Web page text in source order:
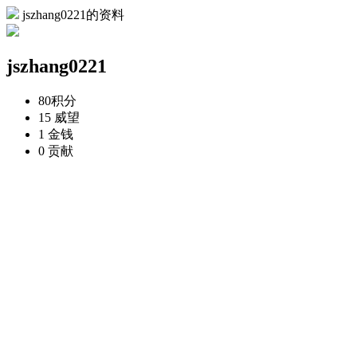
jszhang0221的资料
jszhang0221
80积分
15 威望
1 金钱
0 贡献